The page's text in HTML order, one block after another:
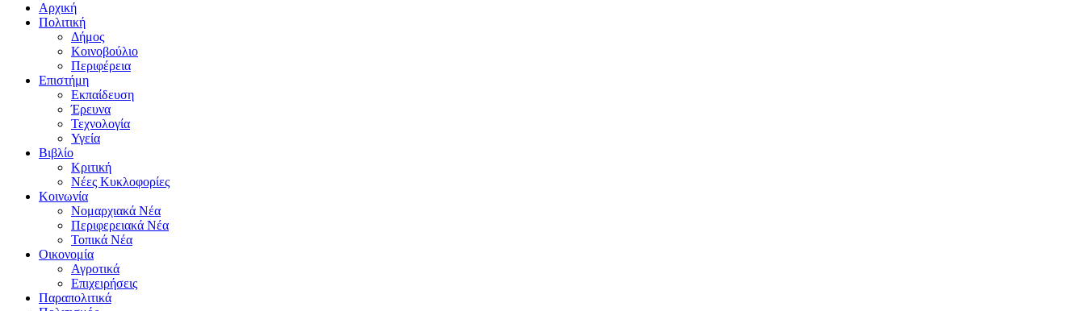
Αρχική
Πολιτική
Δήμος
Κοινοβούλιο
Περιφέρεια
Επιστήμη
Εκπαίδευση
Έρευνα
Τεχνολογία
Υγεία
Βιβλίο
Κριτική
Νέες Κυκλοφορίες
Κοινωνία
Νομαρχιακά Νέα
Περιφερειακά Νέα
Τοπικά Νέα
Οικονομία
Αγροτικά
Επιχειρήσεις
Παραπολιτικά